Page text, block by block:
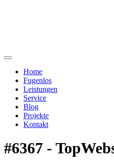
Home
Fugenlos
Leistungen
Service
Blog
Projekte
Kontakt
#6367 -